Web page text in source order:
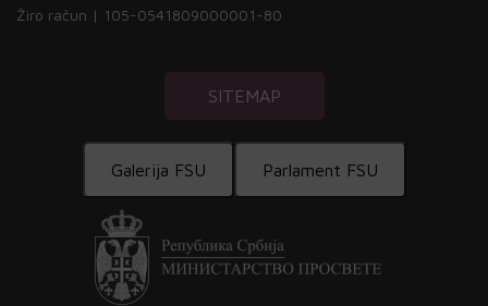
Žiro račun | 105-0541809000001-80
SITEMAP
Galerija FSU Parlament FSU